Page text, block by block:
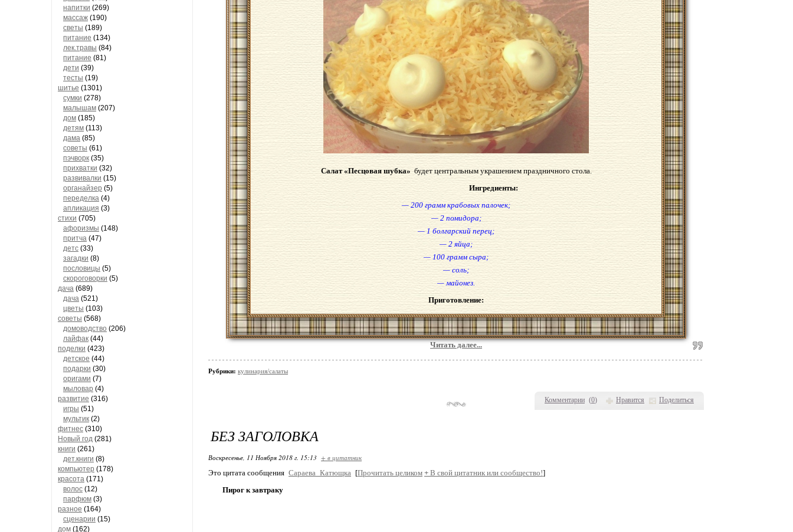
напитки (269)
массаж (190)
светы (189)
питание (134)
лек.травы (84)
питание (81)
дети (39)
тесты (19)
шитье (1301)
сумки (278)
малышам (207)
дом (185)
детям (113)
дама (85)
советы (61)
пэчворк (35)
прихватки (32)
развивалки (15)
органайзер (5)
переделка (4)
апликация (3)
стихи (705)
афоризмы (148)
притча (47)
детс (33)
загадки (8)
пословицы (5)
скороговорки (5)
дача (689)
дача (521)
цветы (103)
советы (568)
домоводство (206)
лайфак (44)
поделки (423)
детское (44)
подарки (30)
оригами (7)
мыловар (4)
развитие (316)
игры (51)
мультик (2)
фитнес (310)
Новый год (281)
книги (261)
дет.книги (8)
компьютер (178)
красота (171)
волос (12)
парфюм (3)
разное (164)
сценарии (15)
дом (162)
Комментарии (0) Нравится Поделиться
Салат «Песцовая шубка» будет центральным украшением праздничного стола.
Ингредиенты:
— 200 грамм крабовых палочек;
— 2 помидора;
— 1 болгарский перец;
— 2 яйца;
— 100 грамм сыра;
— соль;
— майонез.
Приготовление:
Читать далее...
Рубрики: кулинария/салаты
БЕЗ ЗАГОЛОВКА
Воскресенье, 11 Ноября 2018 г. 15:13 + в цитатник
Это цитата сообщения Сараева_Катющка [Прочитать целиком + В свой цитатник или сообщество!]
Пирог к завтраку